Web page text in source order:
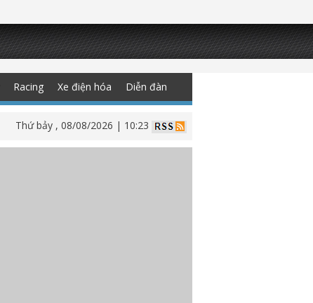
Racing Xe điện hóa Diễn đàn
Thứ bảy , 08/08/2026 | 10:23